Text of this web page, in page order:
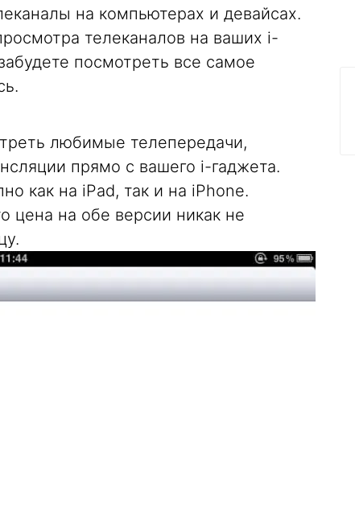
на компьютерах и девайсах.
телеканалов на ваших i-
посмотреть все самое
любимые телепередачи,
прямо с вашего i-гаджета.
как на iPad, так и на iPhone.
цена на обе версии никак не